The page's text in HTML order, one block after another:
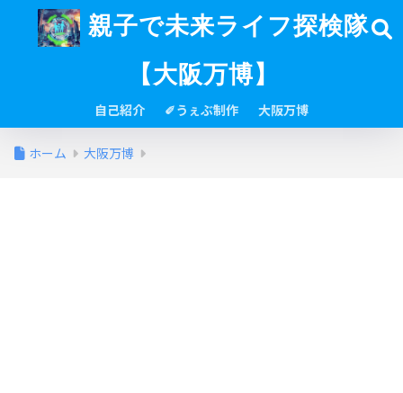
親子で未来ライフ探検隊
【大阪万博】
自己紹介 ✐うぇぶ制作 大阪万博
ホーム 大阪万博